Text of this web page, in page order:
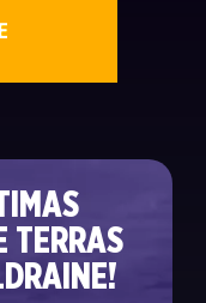
TERRAS